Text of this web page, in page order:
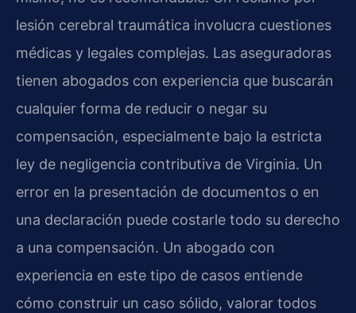
lesión cerebral traumática involucra cuestiones
médicas y legales complejas. Las aseguradoras
tienen abogados con experiencia que buscarán
cualquier forma de reducir o negar su
compensación, especialmente bajo la estricta
ley de negligencia contributiva de Virginia. Un
error en la presentación de documentos o en
una declaración puede costarle todo su derecho
a una compensación. Un abogado con
experiencia en este tipo de casos entiende
cómo construir un caso sólido, valorar todos